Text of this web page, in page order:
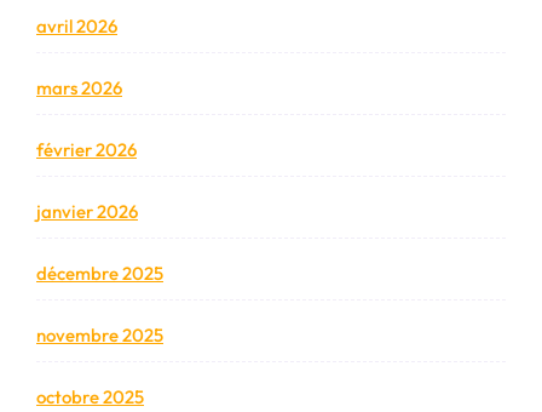
avril 2026
mars 2026
février 2026
janvier 2026
décembre 2025
novembre 2025
octobre 2025